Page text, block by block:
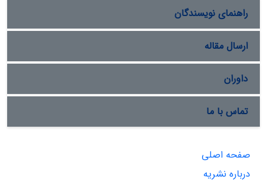
راهنمای نویسندگان
ارسال مقاله
داوران
تماس با ما
صفحه اصلی
درباره نشریه